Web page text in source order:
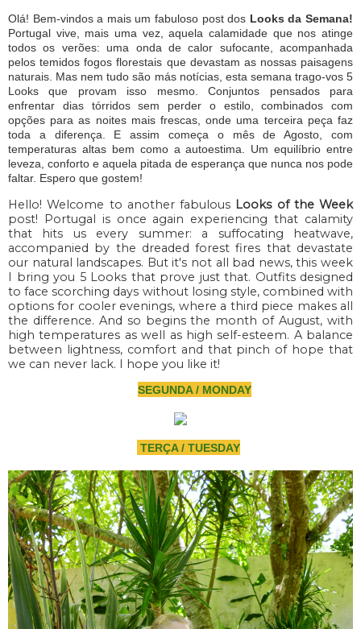
Olá! Bem-vindos a mais um fabuloso post dos Looks da Semana!
Portugal vive, mais uma vez, aquela calamidade que nos atinge
todos os verões: uma onda de calor sufocante, acompanhada
pelos temidos fogos florestais que devastam as nossas paisagens
naturais. Mas nem tudo são más notícias, esta semana trago-vos 5
Looks que provam isso mesmo. Conjuntos pensados para
enfrentar dias tórridos sem perder o estilo, combinados com
opções para as noites mais frescas, onde uma terceira peça faz
toda a diferença. E assim começa o mês de Agosto, com
temperaturas altas bem como a autoestima. Um equilíbrio entre
leveza, conforto e aquela pitada de esperança que nunca nos pode
faltar. Espero que gostem!
Hello! Welcome to another fabulous Looks of the Week
post! Portugal is once again experiencing that calamity
that hits us every summer: a suffocating heatwave,
accompanied by the dreaded forest fires that devastate
our natural landscapes. But it's not all bad news, this week
I bring you 5 Looks that prove just that. Outfits designed
to face scorching days without losing style, combined with
options for cooler evenings, where a third piece makes all
the difference. And so begins the month of August, with
high temperatures as well as high self-esteem. A balance
between lightness, comfort and that pinch of hope that
we can never lack. I hope you like it!
SEGUNDA / MONDAY
TERÇA / TUESDAY